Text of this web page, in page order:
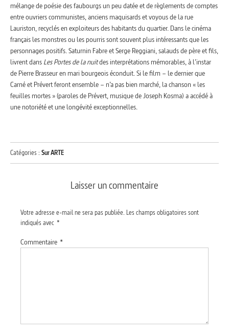
mélange de poésie des faubourgs un peu datée et de règlements de comptes
entre ouvriers communistes, anciens maquisards et voyous de la rue
Lauriston, recyclés en exploiteurs des habitants du quartier. Dans le cinéma
français les monstres ou les pourris sont souvent plus intéressants que les
personnages positifs. Saturnin Fabre et Serge Reggiani, salauds de père et fils,
livrent dans Les Portes de la nuitdes interprétations mémorables, à l’instar
de Pierre Brasseur en mari bourgeois éconduit. Si le film – le dernier que
Carné et Prévert feront ensemble – n’a pas bien marché, la chanson « les
feuilles mortes » (paroles de Prévert, musique de Joseph Kosma) a accédé à
une notoriété et une longévité exceptionnelles.
Catégories : Sur ARTE
Laisser un commentaire
Votre adresse e-mail ne sera pas publiée. Les champs obligatoires sont
indiqués avec *
Commentaire *